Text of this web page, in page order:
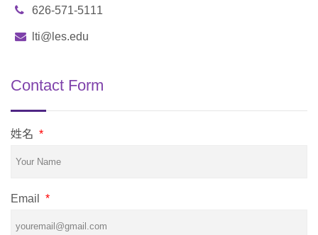
626-571-5111
lti@les.edu
Contact Form
姓名 *
Email *